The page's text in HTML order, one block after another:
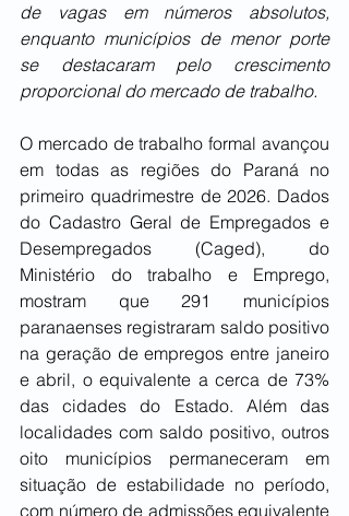
de vagas em números absolutos,
enquanto municípios de menor porte
se destacaram pelo crescimento
proporcional do mercado de trabalho.
O mercado de trabalho formal avançou
em todas as regiões do Paraná no
primeiro quadrimestre de 2026. Dados
do Cadastro Geral de Empregados e
Desempregados (Caged), do
Ministério do trabalho e Emprego,
mostram que 291 municípios
paranaenses registraram saldo positivo
na geração de empregos entre janeiro
e abril, o equivalente a cerca de 73%
das cidades do Estado. Além das
localidades com saldo positivo, outros
oito municípios permaneceram em
situação de estabilidade no período,
com número de admissões equivalente